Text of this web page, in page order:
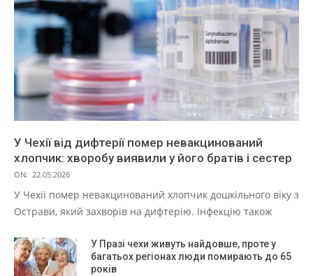
У Чехії від дифтерії помер невакцинований
хлопчик: хворобу виявили у його братів і сестер
ON: 22.05.2026
У Чехії помер невакцинований хлопчик дошкільного віку з
Острави, який захворів на дифтерію. Інфекцію також
У Празі чехи живуть найдовше, проте у
багатьох регіонах люди помирають до 65
років